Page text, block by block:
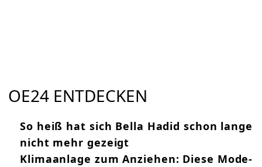
OE24 ENTDECKEN
So heiß hat sich Bella Hadid schon lange
nicht mehr gezeigt
Klimaanlage zum Anziehen: Diese Mode-